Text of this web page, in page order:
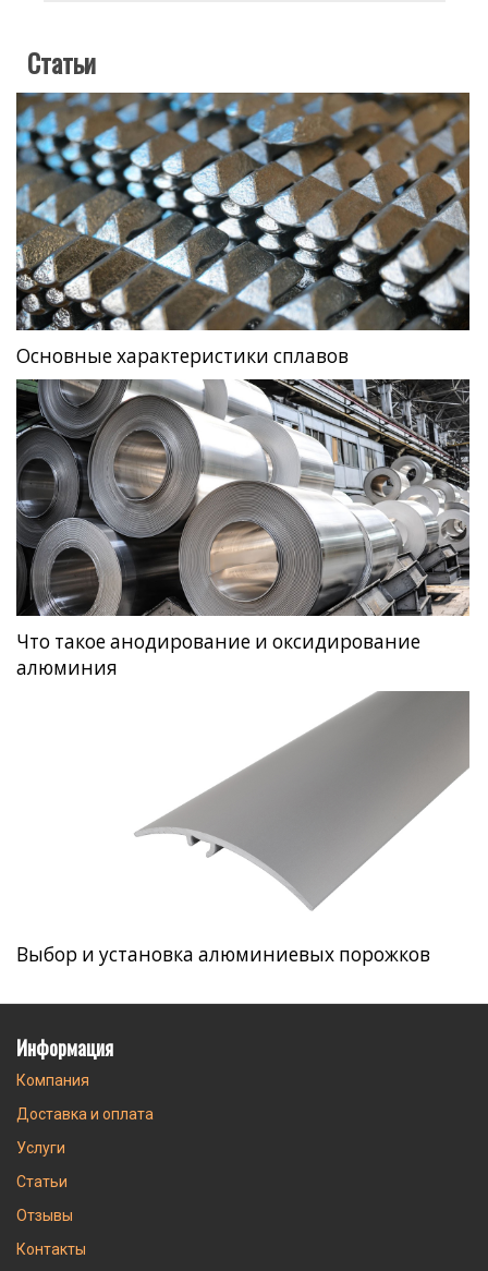
Статьи
Основные характеристики сплавов
Что такое анодирование и оксидирование
алюминия
Выбор и установка алюминиевых порожков
Информация
Компания
Доставка и оплата
Услуги
Статьи
Отзывы
Контакты